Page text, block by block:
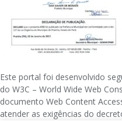
Este portal foi desenvolvido
do W3C – World Wide Web
documento Web Content
atender as exigências do